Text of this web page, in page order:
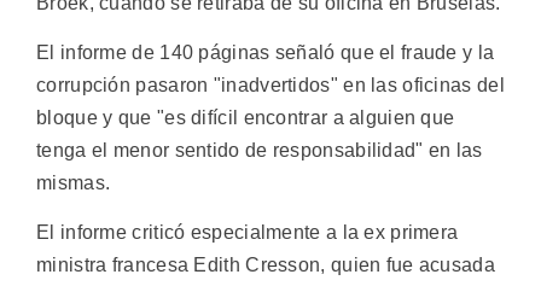
El informe de 140 páginas señaló que el fraude y la
corrupción pasaron "inadvertidos" en las oficinas del
bloque y que "es difícil encontrar a alguien que
tenga el menor sentido de responsabilidad" en las
mismas.
El informe criticó especialmente a la ex primera
ministra francesa Edith Cresson, quien fue acusada